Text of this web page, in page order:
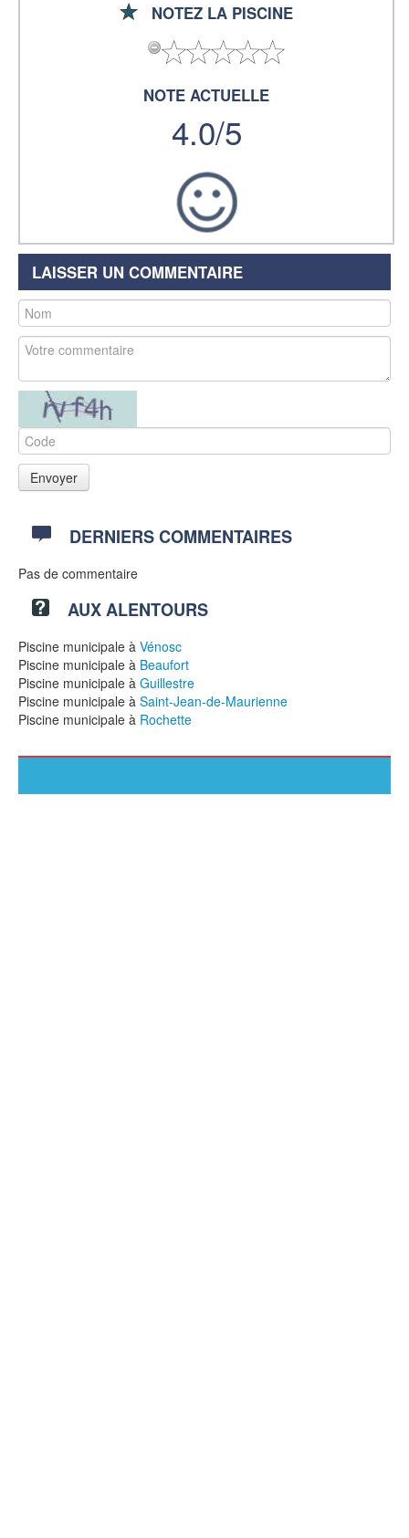
NOTEZ LA PISCINE
NOTE ACTUELLE
4.0/5
LAISSER UN COMMENTAIRE
DERNIERS COMMENTAIRES
Pas de commentaire
AUX ALENTOURS
Piscine municipale à Vénosc
Piscine municipale à Beaufort
Piscine municipale à Guillestre
Piscine municipale à Saint-Jean-de-Maurienne
Piscine municipale à Rochette